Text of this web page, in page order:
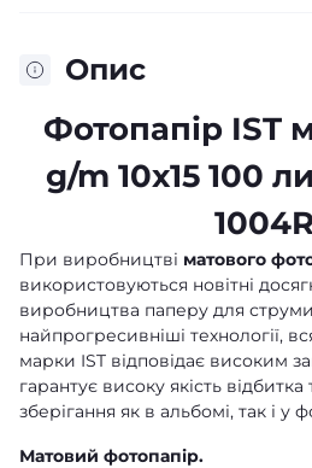
Опис
Фотопапір IST
g/m 10x15 100
При виробництві матового
використовуються новітні
виробництва паперу для
найпрогресивніші технології,
марки IST відповідає високим
гарантує високу якість
зберігання як в альбомі, так і у
Матовий фотопапір.